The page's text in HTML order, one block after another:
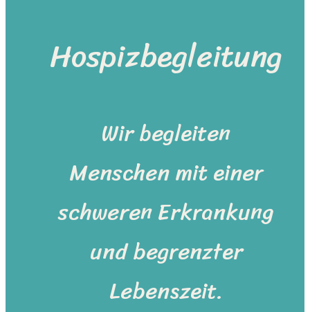
Hospizbegleitung
Wir begleiten
Menschen mit einer
schweren Erkrankung
und begrenzter
Lebenszeit.